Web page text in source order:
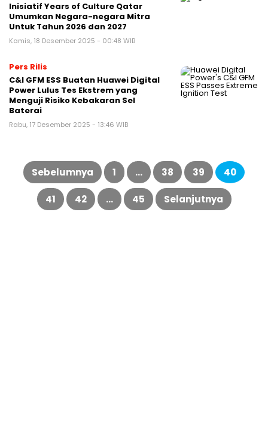
Inisiatif Years of Culture Qatar
Umumkan Negara-negara Mitra
Untuk Tahun 2026 dan 2027
Kamis, 18 Desember 2025 - 00:48 WIB
Pers Rilis
C&I GFM ESS Buatan Huawei Digital
Power Lulus Tes Ekstrem yang
Menguji Risiko Kebakaran Sel
Baterai
Rabu, 17 Desember 2025 - 13:46 WIB
Paginasi
pos
Sebelumnya 1 … 38 39 40
41 42 … 45 Selanjutnya